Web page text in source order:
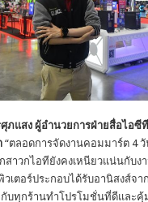
ภแสง ผู้อำนวยการฝ่ายสื่อไอซี
“ตลอดการจัดงานคอมมาร์ต 4
สาวกไอทียังคงเหนียวแน่นกับ
เตอร์ประกอบได้รับอานิสงส์จา
บทุกร้านทำโปรโมชั่นที่ดีและ